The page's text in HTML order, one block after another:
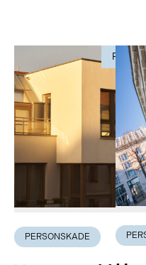
PERSONSKADE